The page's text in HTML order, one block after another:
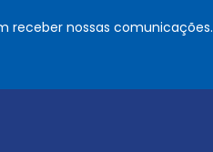
u
receber nossas comunicações.